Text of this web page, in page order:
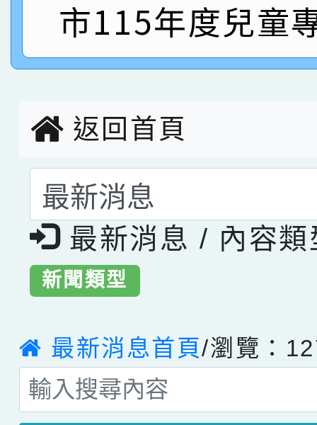
臺灣台語-第二名
市賽榮獲科學小創客佳
市115年度兒童
返回首頁
選擇後頁面內容會更
最新消息 / 內容類
新聞類型
最新消息首頁/瀏覽：